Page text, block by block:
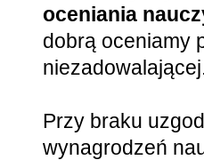
oceniania
dobrą oceniamy
Przy braku
wynagrodzeń